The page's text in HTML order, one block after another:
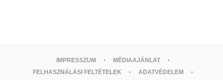
IMPRESSZUM
MÉDIAAJÁNLAT
FELHASZNÁLÁSI FELTÉTELEK
ADATVÉDELEM